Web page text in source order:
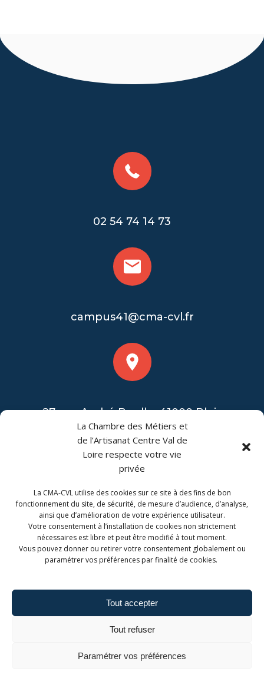
La Chambre des Métiers et
de l’Artisanat Centre Val de
Loire respecte votre vie
privée
La CMA-CVL utilise des cookies sur ce site à des fins de bon
fonctionnement du site, de sécurité, de mesure d’audience, d’analyse,
ainsi que d’amélioration de votre expérience utilisateur.
Votre consentement à l’installation de cookies non strictement
nécessaires est libre et peut être modifié à tout moment.
Vous pouvez donner ou retirer votre consentement globalement ou
paramétrer vos préférences par finalité de cookies.
Tout accepter
Tout refuser
Paramétrer vos préférences
02 54 74 14 73
campus41@cma-cvl.fr
27 rue André Boulle, 41000 Blois
CONTACT
CMA Formation Blois est géré par la Chambre de
Métiers et de l'Artisanat Centre-Val de Loire.
Mentions légales